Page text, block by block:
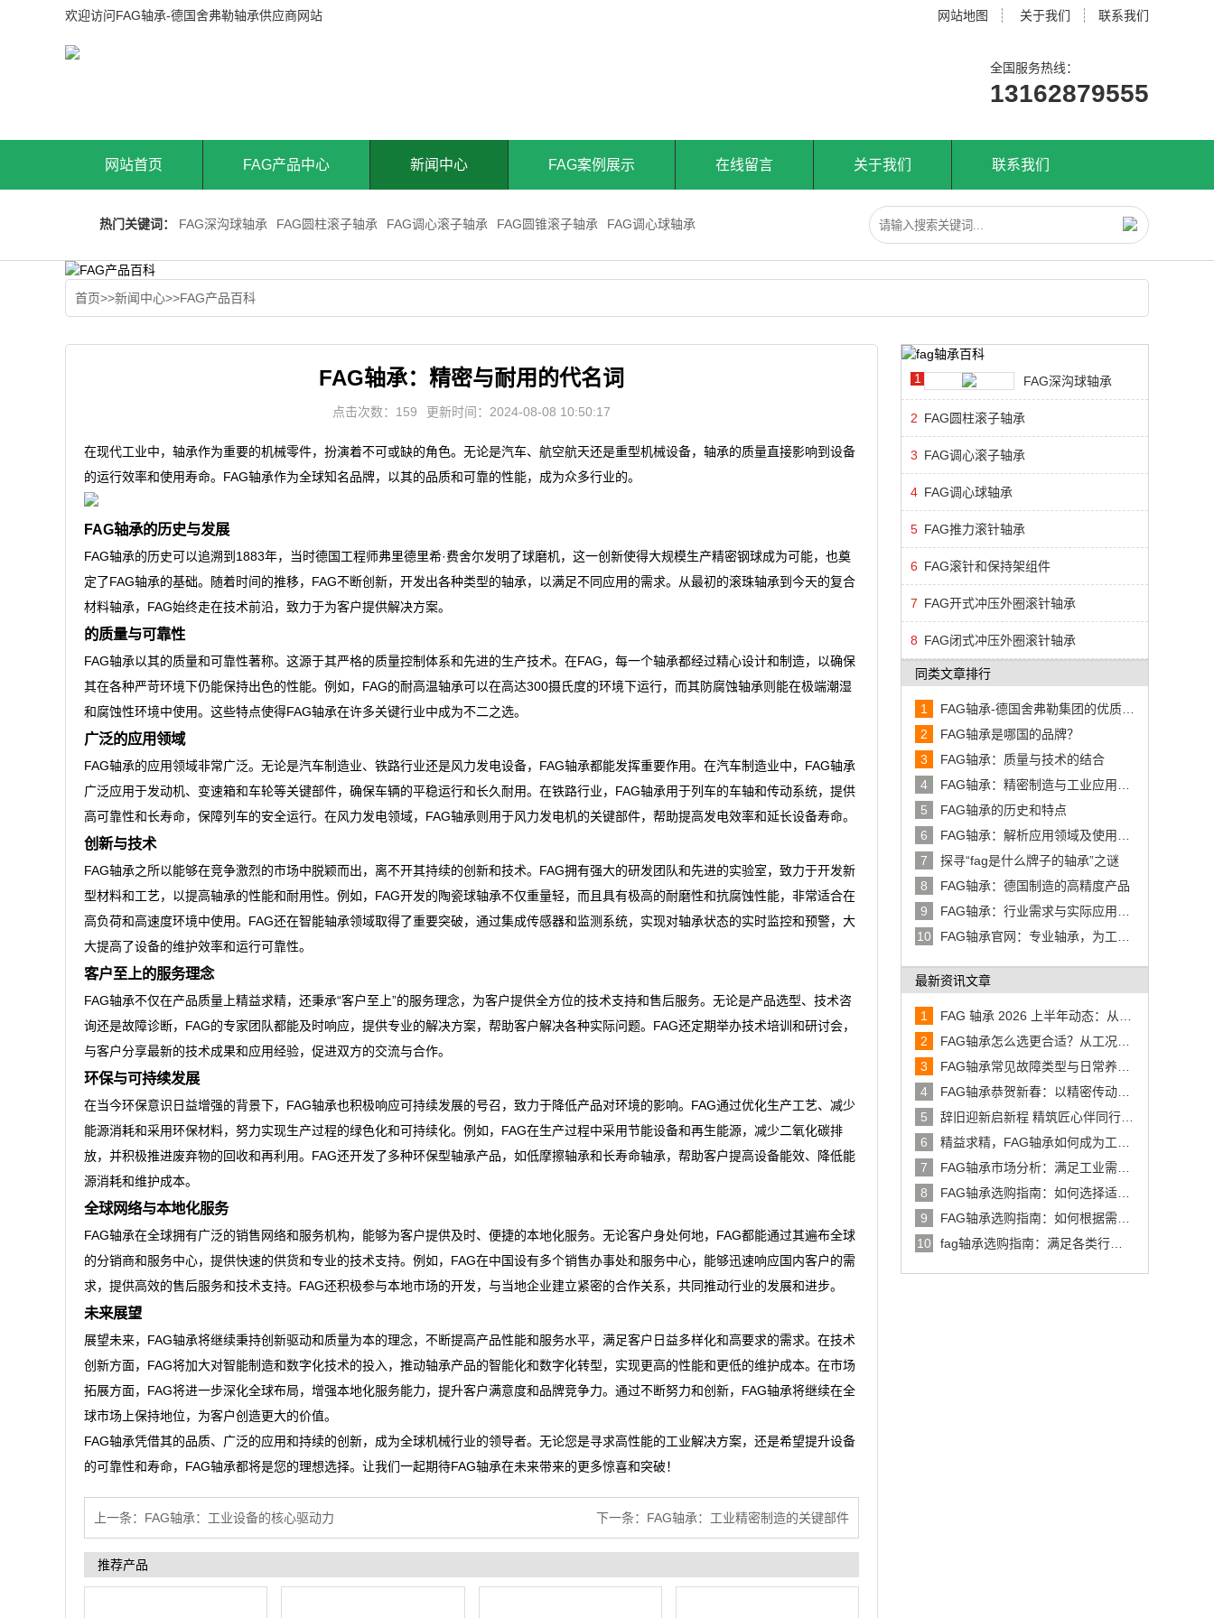
网站地图 关于我们 联系我们
欢迎访问FAG轴承-德国舍弗勒轴承供应商网站
全国服务热线：
13162879555
网站首页 FAG产品中心 新闻中心 FAG案例展示 在线留言 关于我们 联系我们
热门关键词： FAG深沟球轴承 FAG圆柱滚子轴承 FAG调心滚子轴承 FAG圆锥滚子轴承 FAG调心球轴承
首页>>新闻中心>>FAG产品百科
FAG轴承：精密与耐用的代名词
点击次数：159 更新时间：2024-08-08 10:50:17
在现代工业中，轴承作为重要的机械零件，扮演着不可或缺的角色。无论是汽车、航空航天还是重型机械设备，轴承的质量直接影响到设备
的运行效率和使用寿命。FAG轴承作为全球知名品牌，以其的品质和可靠的性能，成为众多行业的。
FAG轴承的历史与发展
FAG轴承的历史可以追溯到1883年，当时德国工程师弗里德里希·费舍尔发明了球磨机，这一创新使得大规模生产精密钢球成为可能，也奠
定了FAG轴承的基础。随着时间的推移，FAG不断创新，开发出各种类型的轴承，以满足不同应用的需求。从最初的滚珠轴承到今天的复合
材料轴承，FAG始终走在技术前沿，致力于为客户提供解决方案。
的质量与可靠性
FAG轴承以其的质量和可靠性著称。这源于其严格的质量控制体系和先进的生产技术。在FAG，每一个轴承都经过精心设计和制造，以确保
其在各种严苛环境下仍能保持出色的性能。例如，FAG的耐高温轴承可以在高达300摄氏度的环境下运行，而其防腐蚀轴承则能在极端潮湿
和腐蚀性环境中使用。这些特点使得FAG轴承在许多关键行业中成为不二之选。
广泛的应用领域
FAG轴承的应用领域非常广泛。无论是汽车制造业、铁路行业还是风力发电设备，FAG轴承都能发挥重要作用。在汽车制造业中，FAG轴承
广泛应用于发动机、变速箱和车轮等关键部件，确保车辆的平稳运行和长久耐用。在铁路行业，FAG轴承用于列车的车轴和传动系统，提供
高可靠性和长寿命，保障列车的安全运行。在风力发电领域，FAG轴承则用于风力发电机的关键部件，帮助提高发电效率和延长设备寿命。
创新与技术
FAG轴承之所以能够在竞争激烈的市场中脱颖而出，离不开其持续的创新和技术。FAG拥有强大的研发团队和先进的实验室，致力于开发新
型材料和工艺，以提高轴承的性能和耐用性。例如，FAG开发的陶瓷球轴承不仅重量轻，而且具有极高的耐磨性和抗腐蚀性能，非常适合在
高负荷和高速度环境中使用。FAG还在智能轴承领域取得了重要突破，通过集成传感器和监测系统，实现对轴承状态的实时监控和预警，大
大提高了设备的维护效率和运行可靠性。
客户至上的服务理念
FAG轴承不仅在产品质量上精益求精，还秉承“客户至上”的服务理念，为客户提供全方位的技术支持和售后服务。无论是产品选型、技术咨
询还是故障诊断，FAG的专家团队都能及时响应，提供专业的解决方案，帮助客户解决各种实际问题。FAG还定期举办技术培训和研讨会，
与客户分享最新的技术成果和应用经验，促进双方的交流与合作。
环保与可持续发展
在当今环保意识日益增强的背景下，FAG轴承也积极响应可持续发展的号召，致力于降低产品对环境的影响。FAG通过优化生产工艺、减少
能源消耗和采用环保材料，努力实现生产过程的绿色化和可持续化。例如，FAG在生产过程中采用节能设备和再生能源，减少二氧化碳排
放，并积极推进废弃物的回收和再利用。FAG还开发了多种环保型轴承产品，如低摩擦轴承和长寿命轴承，帮助客户提高设备能效、降低能
源消耗和维护成本。
全球网络与本地化服务
FAG轴承在全球拥有广泛的销售网络和服务机构，能够为客户提供及时、便捷的本地化服务。无论客户身处何地，FAG都能通过其遍布全球
的分销商和服务中心，提供快速的供货和专业的技术支持。例如，FAG在中国设有多个销售办事处和服务中心，能够迅速响应国内客户的需
求，提供高效的售后服务和技术支持。FAG还积极参与本地市场的开发，与当地企业建立紧密的合作关系，共同推动行业的发展和进步。
未来展望
展望未来，FAG轴承将继续秉持创新驱动和质量为本的理念，不断提高产品性能和服务水平，满足客户日益多样化和高要求的需求。在技术
创新方面，FAG将加大对智能制造和数字化技术的投入，推动轴承产品的智能化和数字化转型，实现更高的性能和更低的维护成本。在市场
拓展方面，FAG将进一步深化全球布局，增强本地化服务能力，提升客户满意度和品牌竞争力。通过不断努力和创新，FAG轴承将继续在全
球市场上保持地位，为客户创造更大的价值。
FAG轴承凭借其的品质、广泛的应用和持续的创新，成为全球机械行业的领导者。无论您是寻求高性能的工业解决方案，还是希望提升设备
的可靠性和寿命，FAG轴承都将是您的理想选择。让我们一起期待FAG轴承在未来带来的更多惊喜和突破！
上一条： FAG轴承：工业设备的核心驱动力 下一条： FAG轴承：工业精密制造的关键部件
推荐产品
1 FAG深沟球轴承
2 FAG圆柱滚子轴承
3 FAG调心滚子轴承
4 FAG调心球轴承
5 FAG推力滚针轴承
6 FAG滚针和保持架组件
7 FAG开式冲压外圈滚针轴承
8 FAG闭式冲压外圈滚针轴承
同类文章排行
1
FAG轴承-德国舍弗勒集团的优质轴
承品牌
2
FAG轴承是哪国的品牌？
3
FAG轴承：质量与技术的结合
4
FAG轴承：精密制造与工业应用的
典范
5
FAG轴承的历史和特点
6
FAG轴承：解析应用领域及使用中
的挑战与解决方案
7
探寻“fag是什么牌子的轴承”之谜
8
FAG轴承：德国制造的高精度产品
9
FAG轴承：行业需求与实际应用中
的挑战与解决方案
10
FAG轴承官网：专业轴承，为工业
最新资讯文章
1
FAG 轴承 2026 上半年动态：从
140 年精密制造到太空卫星、汽车
底盘创新
2
FAG轴承怎么选更合适？从工况、
型号到维护一次讲清
3
FAG轴承常见故障类型与日常养护
建议
4
FAG轴承恭贺新春：以精密传动助
力工业稳步前行
5
辞旧迎新启新程 精筑匠心伴同行
——FAG轴承恭贺元旦佳节
6
精益求精，FAG轴承如何成为工业
传动的可靠基石
7
FAG轴承市场分析：满足工业需
求，提供高效解决方案
8
FAG轴承选购指南：如何选择适合
您需求的FAG轴承？
9
FAG轴承选购指南：如何根据需求
选择最适合的轴承
10
fag轴承选购指南：满足各类行业